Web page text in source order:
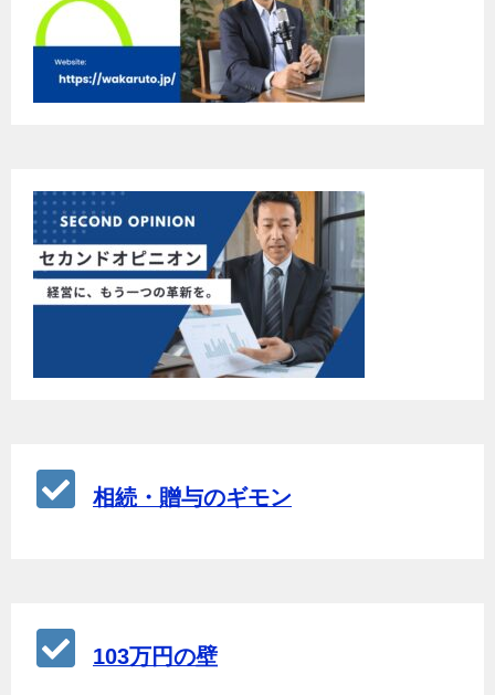
相続・贈与のギモン
103万円の壁